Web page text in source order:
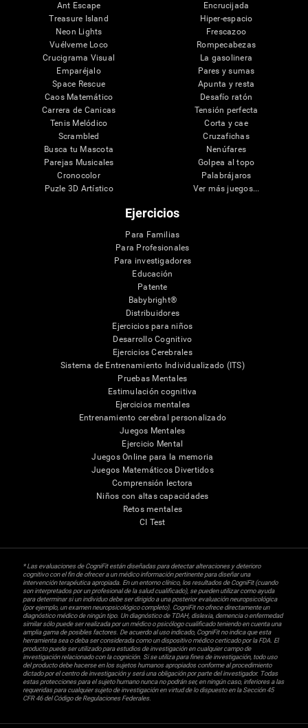
Ant Escape
Treasure Island
Neon Lights
Vuélveme Loco
Crucigrama Visual
Emparéjalo
Space Rescue
Caos Matemático
Carrera de Canicas
Tenis Melódico
Scrambled
Busca tu Mascota
Parejas Musicales
Cronocolor
Puzle 3D Artístico
Encrucijada
Hiper-espacio
Frescazoo
Rompecabezas
La gasolinera
Pares y sumas
Apunta y resta
Desafío ratón
Tensión perfecta
Corta y cae
Cruzafichas
Nenúfares
Golpea al topo
Palabrájaros
Ver más juegos...
Ejercicios
Para Familias
Para Profesionales
Para investigadores
Educación
Patente
Babybright®
Distribuidores
Ejercicios para niños
Desarrollo Cognitivo
Ejercicios Cerebrales
Sistema de Entrenamiento Individualizado (ITS)
Pruebas Mentales
Estimulación cognitiva
Ejercicios mentales
Entrenamiento cerebral personalizado
Juegos Mentales
Ejercicio Mental
Juegos Online para la memoria
Juegos Matemáticos Divertidos
Comprensión lectora
Niños con altas capacidades
Retos mentales
CI Test
* Las evaluaciones de CogniFit están diseñadas para detectar alteraciones y deterioro
cognitivo con el fin de ofrecer a un médico información pertinente para diseñar una
intervención terapéutica apropiada. En un entorno clínico, los resultados de CogniFit (cuando
son interpretados por un profesional de la salud cualificado), se pueden utilizar como ayuda
para determinar si un individuo debe ser dirigido a una posterior evaluación neuropsicológica
(por ejemplo, un examen neuropsicológico completo). CogniFit no ofrece directamente un
diagnóstico médico de ningún tipo. Un diagnóstico de TDAH, dislexia, demencia o enfermedad
similar sólo puede ser realizada por un médico o psicólogo cualificado teniendo en cuenta una
amplia gama de posibles factores. De acuerdo al uso indicado, CogniFit no indica que esta
herramienta sea o deba ser considerada como un dispositivo médico certicado por la FDA. El
producto puede ser utilizado para estudios de investigación en cualquier campo de
investigación relacionado con la cognición. Si se utiliza para fines de investigación, todo uso
del producto debe hacerse en los sujetos humanos apropiados conforme al procedimiento
dictado por el centro de investigación y será una obligación por parte del investigador. Todas
estas protecciones para el sujeto humano nunca no podrán ser, en ningún caso, inferiores a las
requeridas para cualquier sujeto de investigación en virtud de lo dispuesto en la Sección 45
CFR 46 del Código de Regulaciones Federales.